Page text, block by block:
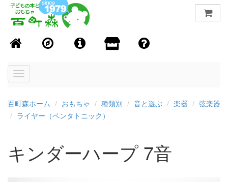
Toggle
百町森ホーム おもちゃ 種類別 音と遊ぶ 楽器
弦楽器
ライヤー（ペンタトニック）
キンダーハープ 7音